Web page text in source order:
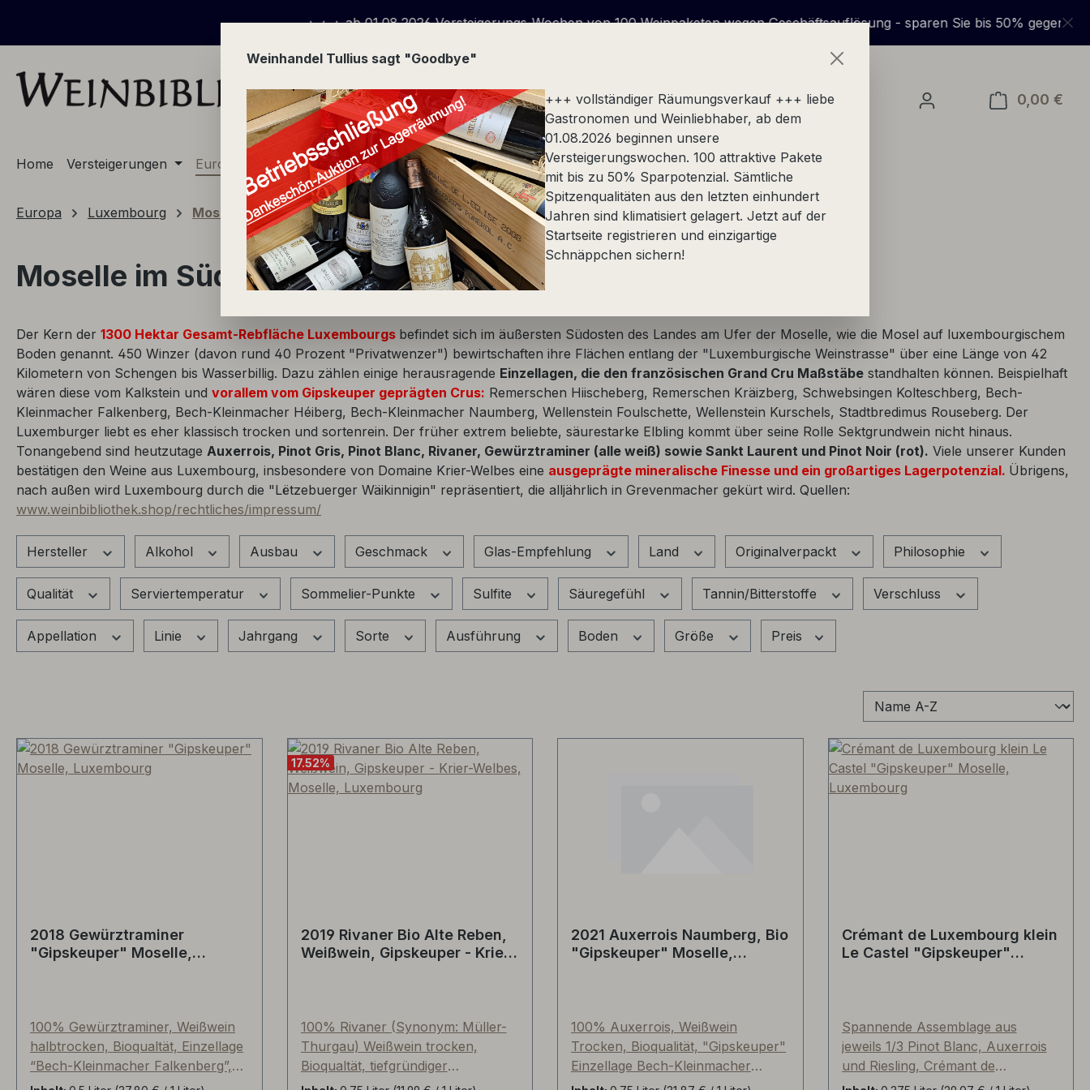
+ + + ab 01.08.2026 Versteigerungs-Wochen von 100 Weinpaketen wegen Geschäftsauflösung - sparen Sie bis 50% gegenüber UVP + + +
0,00 €
Home Versteigerungen Europa Champagne Stückfass Spezialität Alkoholfrei Präsente
Europa Luxembourg Moselle
Moselle im Südosten Luxembourg
Der Kern der 1300 Hektar Gesamt-Rebfläche Luxembourgs befindet sich im äußersten Südosten des Landes am Ufer der Moselle, wie die Mosel auf luxembourgischem
Boden genannt. 450 Winzer (davon rund 40 Prozent "Privatwenzer") bewirtschaften ihre Flächen entlang der "Luxemburgische Weinstrasse" über eine Länge von 42
Kilometern von Schengen bis Wasserbillig. Dazu zählen einige herausragende Einzellagen, die den französischen Grand Cru Maßstäbe standhalten können. Beispielhaft
wären diese vom Kalkstein und vorallem vom Gipskeuper geprägten Crus: Remerschen Hiischeberg, Remerschen Kräizberg, Schwebsingen Kolteschberg, Bech-
Kleinmacher Falkenberg, Bech-Kleinmacher Héiberg, Bech-Kleinmacher Naumberg, Wellenstein Foulschette, Wellenstein Kurschels, Stadtbredimus Rouseberg. Der
Luxemburger liebt es eher klassisch trocken und sortenrein. Der früher extrem beliebte, säurestarke Elbling kommt über seine Rolle Sektgrundwein nicht hinaus.
Tonangebend sind heutzutage Auxerrois, Pinot Gris, Pinot Blanc, Rivaner, Gewürztraminer (alle weiß) sowie Sankt Laurent und Pinot Noir (rot). Viele unserer Kunden
bestätigen den Weine aus Luxembourg, insbesondere von Domaine Krier-Welbes eine ausgeprägte mineralische Finesse und ein großartiges Lagerpotenzial. Übrigens,
nach außen wird Luxembourg durch die "Lëtzebuerger Wäikinnigin" repräsentiert, die alljährlich in Grevenmacher gekürt wird. Quellen:
www.weinbibliothek.shop/rechtliches/impressum/
Hersteller Alkohol Ausbau Geschmack Glas-Empfehlung Land Originalverpackt Philosophie
Qualität Serviertemperatur Sommelier-Punkte Sulfite Säuregefühl Tannin/Bitterstoffe Verschluss
Appellation Linie Jahrgang Sorte Ausführung Boden Größe Preis
2018 Gewürztraminer
"Gipskeuper" Moselle,
100% Gewürztraminer, Weißwein
halbtrocken, Bioqualtät, Einzellage
“Bech-Kleinmacher Falkenberg”,
Mostgewicht 109°Oechsle,
17.52%
2019 Rivaner Bio Alte Reben,
Weißwein, Gipskeuper - Krier-
100% Rivaner (Synonym: Müller-
Thurgau) Weißwein trocken,
Bioqualtät, tiefgründiger
"Gipskeuper" rund um Bech-
2021 Auxerrois Naumberg, Bio
"Gipskeuper" Moselle,
100% Auxerrois, Weißwein
Trocken, Bioqualität, "Gipskeuper"
Einzellage Bech-Kleinmacher
Naumberg, circa 40-jährige Reben
Crémant de Luxembourg klein
Le Castel "Gipskeuper"
Spannende Assemblage aus
jeweils 1/3 Pinot Blanc, Auxerrois
und Riesling, Crémant de
Luxembourg, Brut, Dosage circa
Weinhandel Tullius sagt "Goodbye"
+++ vollständiger Räumungsverkauf +++ liebe
Gastronomen und Weinliebhaber, ab dem
01.08.2026 beginnen unsere
Versteigerungswochen. 100 attraktive Pakete
mit bis zu 50% Sparpotenzial. Sämtliche
Spitzenqualitäten aus den letzten einhundert
Jahren sind klimatisiert gelagert. Jetzt auf der
Startseite registrieren und einzigartige
Schnäppchen sichern!